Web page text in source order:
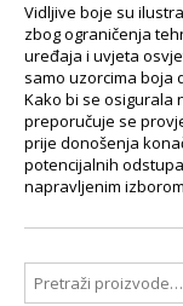
Vidljive boje su
zbog ograničenja
uređaja i uvjeta
samo uzorcima boja
Kako bi se osigurala
preporučuje se
prije donošenja
potencijalnih
napravljenim